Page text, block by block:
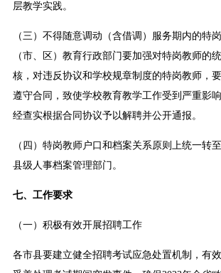
层教学实践。
（三）不得随意调动（含借调）服务期内的特
（市、区）教育行政部门要加强对特岗教师的
核，对违反协议和学校规章制度的特岗教师，
遵守合同，致使学校教育教学工作受到严重影
经查实根据合同协议予以解聘并公开通报。
（四）特岗教师户口和档案关系原则上统一转
县级人事档案管理部门。
七、工作要求
（一）积极有效开展招聘工作
各市县要建立健全招聘考试应急处置机制，有